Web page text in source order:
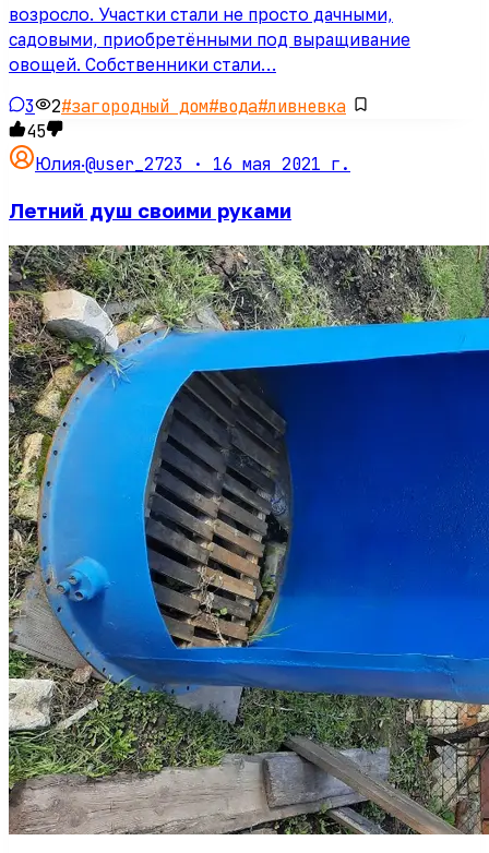
возросло. Участки стали не просто дачными,
садовыми, приобретёнными под выращивание
овощей. Собственники стали…
3 2#загородный дом#вода#ливневка
45
Юлия·@user_2723 · 16 мая 2021 г.
Летний душ своими руками